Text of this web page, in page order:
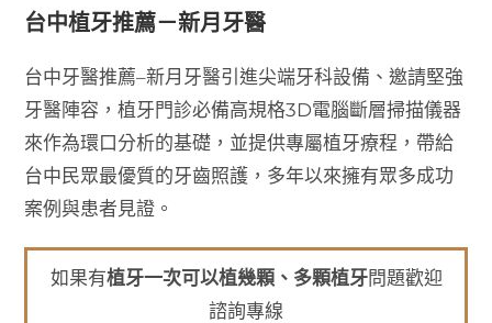
台中植牙推薦－新月牙醫
台中牙醫推薦–新月牙醫引進尖端牙科設備、邀請堅強
牙醫陣容，植牙門診必備高規格3D電腦斷層掃描儀器
來作為環口分析的基礎，並提供專屬植牙療程，帶給
台中民眾最優質的牙齒照護，多年以來擁有眾多成功
案例與患者見證。
如果有植牙一次可以植幾顆、多顆植牙問題歡迎
諮詢專線